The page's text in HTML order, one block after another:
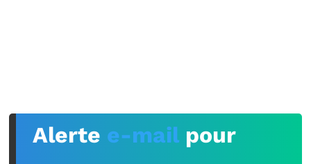
Alerte e-mail pour